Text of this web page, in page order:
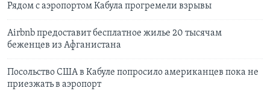
Рядом с аэропортом Кабула прогремели взрывы
Airbnb предоставит бесплатное жилье 20 тысячам
беженцев из Афганистана
Посольство США в Кабуле попросило американцев пока не
приезжать в аэропорт